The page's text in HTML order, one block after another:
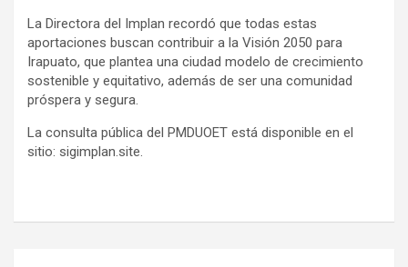
La Directora del Implan recordó que todas estas
aportaciones buscan contribuir a la Visión 2050 para
Irapuato, que plantea una ciudad modelo de crecimiento
sostenible y equitativo, además de ser una comunidad
próspera y segura.
La consulta pública del PMDUOET está disponible en el
sitio: sigimplan.site.